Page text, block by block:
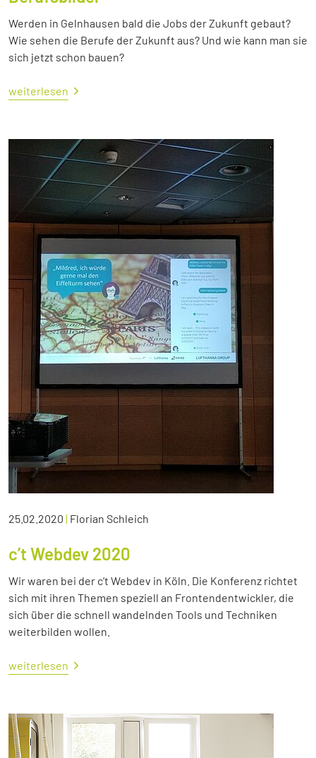
Werden in Gelnhausen bald die Jobs der Zukunft gebaut?
Wie sehen die Berufe der Zukunft aus? Und wie kann man sie
sich jetzt schon bauen?
weiterlesen
25.02.2020 | Florian Schleich
c’t Webdev 2020
Wir waren bei der c’t Webdev in Köln. Die Konferenz richtet
sich mit ihren Themen speziell an Frontendentwickler, die
sich über die schnell wandelnden Tools und Techniken
weiterbilden wollen.
weiterlesen